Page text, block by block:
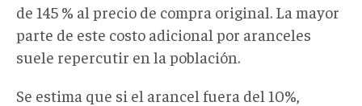
de 145 % al precio de compra original. La mayor
parte de este costo adicional por aranceles
suele repercutir en la población.
Se estima que si el arancel fuera del 10%,